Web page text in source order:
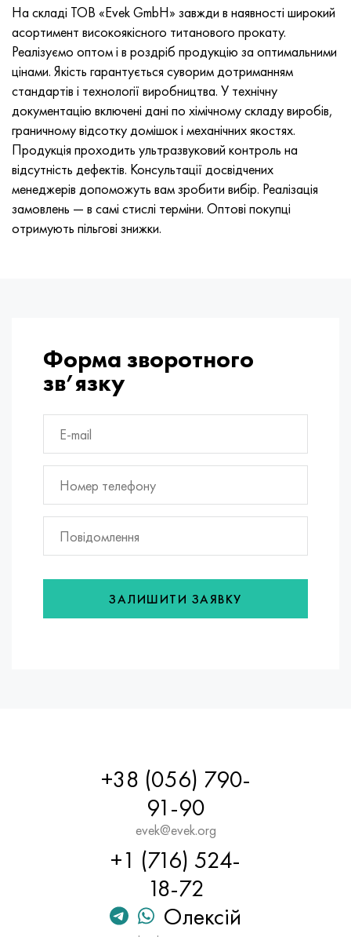
На складі ТОВ «Evek GmbH» завжди в наявності широкий
асортимент високоякісного титанового прокату.
Реалізуємо оптом і в роздріб продукцію за оптимальними
цінами. Якість гарантується суворим дотриманням
стандартів і технології виробництва. У технічну
документацію включені дані по хімічному складу виробів,
граничному відсотку домішок і механічних якостях.
Продукція проходить ультразвуковий контроль на
відсутність дефектів. Консультації досвідчених
менеджерів допоможуть вам зробити вибір. Реалізація
замовлень — в самі стислі терміни. Оптові покупці
отримують пільгові знижки.
Форма зворотного
зв’язку
ЗАЛИШИТИ ЗАЯВКУ
+38 (056) 790-
91-90
evek@evek.org
+1 (716) 524-
18-72
Олексій
Хастеллой x
Удимет 500
Удимет 720
А40Г, 44smn28, 1.0762, 46s20